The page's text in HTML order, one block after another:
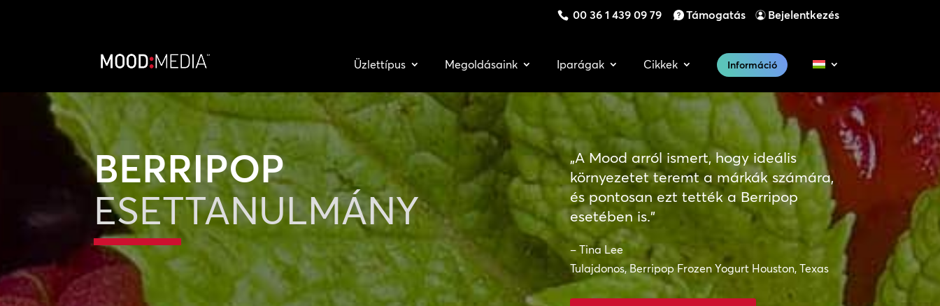
00 36 1 439 09 79 Támogatás Bejelentkezés
Üzlettípus Megoldásaink Iparágak Cikkek Információ
BERRIPOP
ESETTANULMÁNY
„A Mood arról ismert, hogy ideális
környezetet teremt a márkák számára,
és pontosan ezt tették a Berripop
esetében is.”
– Tina Lee
Tulajdonos, Berripop Frozen Yogurt Houston, Texas